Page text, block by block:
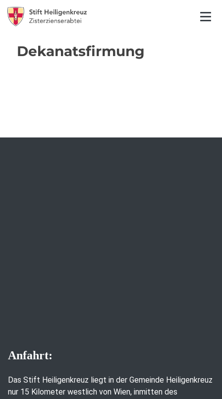
Dekanatsfirmung
Anfahrt:
Das Stift Heiligenkreuz liegt in der Gemeinde Heiligenkreuz
nur 15 Kilometer westlich von Wien, inmitten des